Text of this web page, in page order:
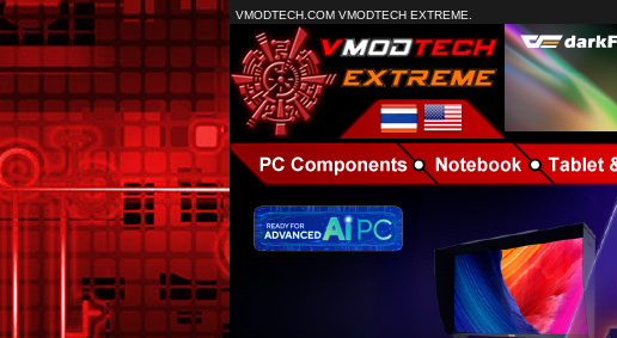
VMODTECH.COM VMODTECH EXTREME.